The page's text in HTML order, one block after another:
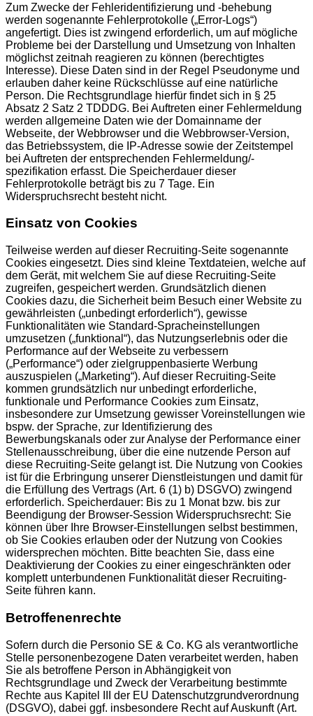
Zum Zwecke der Fehleridentifizierung und -behebung
werden sogenannte Fehlerprotokolle („Error-Logs“)
angefertigt. Dies ist zwingend erforderlich, um auf mögliche
Probleme bei der Darstellung und Umsetzung von Inhalten
möglichst zeitnah reagieren zu können (berechtigtes
Interesse). Diese Daten sind in der Regel Pseudonyme und
erlauben daher keine Rückschlüsse auf eine natürliche
Person. Die Rechtsgrundlage hierfür findet sich in § 25
Absatz 2 Satz 2 TDDDG. Bei Auftreten einer Fehlermeldung
werden allgemeine Daten wie der Domainname der
Webseite, der Webbrowser und die Webbrowser-Version,
das Betriebssystem, die IP-Adresse sowie der Zeitstempel
bei Auftreten der entsprechenden Fehlermeldung/-
spezifikation erfasst. Die Speicherdauer dieser
Fehlerprotokolle beträgt bis zu 7 Tage. Ein
Widerspruchsrecht besteht nicht.
Einsatz von Cookies
Teilweise werden auf dieser Recruiting-Seite sogenannte
Cookies eingesetzt. Dies sind kleine Textdateien, welche auf
dem Gerät, mit welchem Sie auf diese Recruiting-Seite
zugreifen, gespeichert werden. Grundsätzlich dienen
Cookies dazu, die Sicherheit beim Besuch einer Website zu
gewährleisten („unbedingt erforderlich“), gewisse
Funktionalitäten wie Standard-Spracheinstellungen
umzusetzen („funktional“), das Nutzungserlebnis oder die
Performance auf der Webseite zu verbessern
(„Performance“) oder zielgruppenbasierte Werbung
auszuspielen („Marketing“). Auf dieser Recruiting-Seite
kommen grundsätzlich nur unbedingt erforderliche,
funktionale und Performance Cookies zum Einsatz,
insbesondere zur Umsetzung gewisser Voreinstellungen wie
bspw. der Sprache, zur Identifizierung des
Bewerbungskanals oder zur Analyse der Performance einer
Stellenausschreibung, über die eine nutzende Person auf
diese Recruiting-Seite gelangt ist. Die Nutzung von Cookies
ist für die Erbringung unserer Dienstleistungen und damit für
die Erfüllung des Vertrags (Art. 6 (1) b) DSGVO) zwingend
erforderlich. Speicherdauer: Bis zu 1 Monat bzw. bis zur
Beendigung der Browser-Session Widerspruchsrecht: Sie
können über Ihre Browser-Einstellungen selbst bestimmen,
ob Sie Cookies erlauben oder der Nutzung von Cookies
widersprechen möchten. Bitte beachten Sie, dass eine
Deaktivierung der Cookies zu einer eingeschränkten oder
komplett unterbundenen Funktionalität dieser Recruiting-
Seite führen kann.
Betroffenenrechte
Sofern durch die Personio SE & Co. KG als verantwortliche
Stelle personenbezogene Daten verarbeitet werden, haben
Sie als betroffene Person in Abhängigkeit von
Rechtsgrundlage und Zweck der Verarbeitung bestimmte
Rechte aus Kapitel III der EU Datenschutzgrundverordnung
(DSGVO), dabei ggf. insbesondere Recht auf Auskunft (Art.